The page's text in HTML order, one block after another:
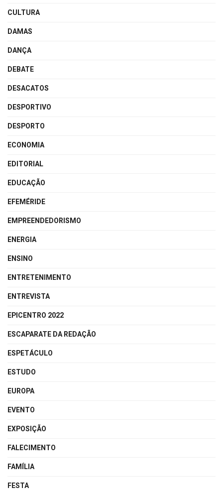
CULTURA
DAMAS
DANÇA
DEBATE
DESACATOS
DESPORTIVO
DESPORTO
ECONOMIA
EDITORIAL
EDUCAÇÃO
EFEMÉRIDE
EMPREENDEDORISMO
ENERGIA
ENSINO
ENTRETENIMENTO
ENTREVISTA
EPICENTRO 2022
ESCAPARATE DA REDAÇÃO
ESPETÁCULO
ESTUDO
EUROPA
EVENTO
EXPOSIÇÃO
FALECIMENTO
FAMÍLIA
FESTA